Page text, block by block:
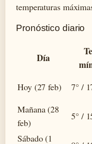
temperaturas
Pronóstico diario
Día
Hoy (27 feb) 7° /
Mañana (28
feb)
5° /
Sábado (1